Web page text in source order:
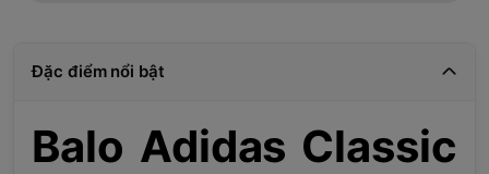
Đặc điểm nổi bật
Balo Adidas Classic